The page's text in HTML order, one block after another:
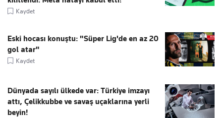
Kaydet
Eski hocası konuştu: "Süper Lig'de en az 20
gol atar"
Kaydet
Dünyada sayılı ülkede var: Türkiye imzayı
attı, Çelikkubbe ve savaş uçaklarına yerli
beyin!